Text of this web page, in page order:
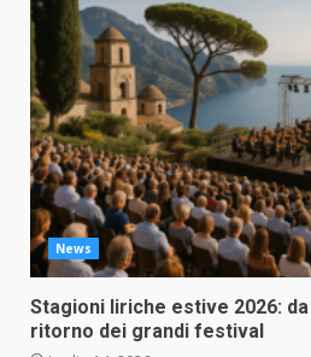
News
Stagioni liriche estive 2026:
ritorno dei grandi festival